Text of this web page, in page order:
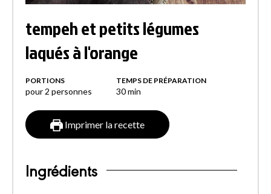
tempeh et petits légumes
laqués à l'orange
PORTIONS
pour 2 personnes
TEMPS DE PRÉPARATION
30min
Imprimer la recette
Ingrédients